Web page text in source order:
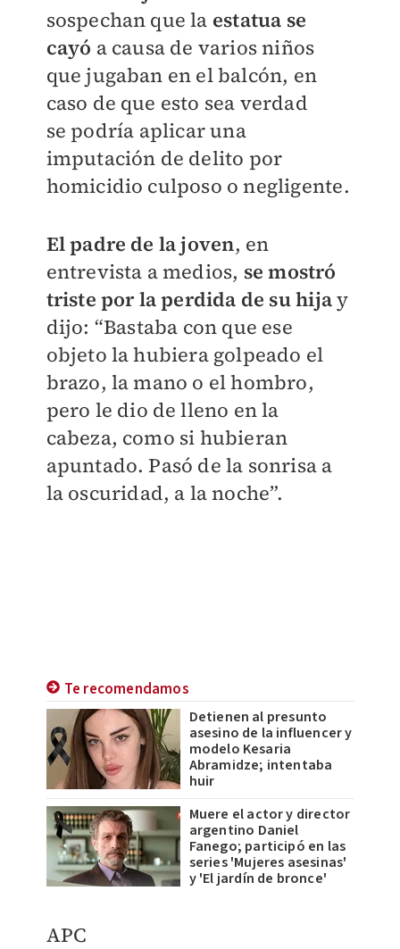
sospechan que la estatua se
cayó a causa de varios niños
que jugaban en el balcón, en
caso de que esto sea verdad
se podría aplicar una
imputación de delito por
homicidio culposo o negligente.
El padre de la joven, en
entrevista a medios, se mostró
triste por la perdida de su hijay
dijo: “Bastaba con que ese
objeto la hubiera golpeado el
brazo, la mano o el hombro,
pero le dio de lleno en la
cabeza, como si hubieran
apuntado. Pasó de la sonrisa a
la oscuridad, a la noche”.
Te recomendamos
Detienen al presunto
asesino de la influencer y
modelo Kesaria
Abramidze; intentaba
huir
Muere el actor y director
argentino Daniel
Fanego; participó en las
series 'Mujeres asesinas'
y 'El jardín de bronce'
APC